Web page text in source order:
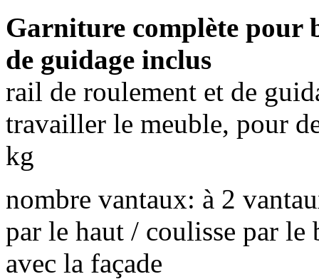
Garniture complète pour
de guidage inclus
rail de roulement et de
travailler le meuble, pour
kg
nombre vantaux: à 2
par le haut / coulisse par le
avec la façade